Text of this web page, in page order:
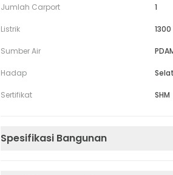
Jumlah Carport 1
Listrik
Sumber Air
Hadap
Sertifikat SHM
Spesifikasi Bangunan